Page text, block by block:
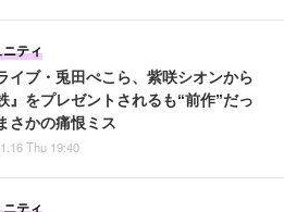
イブ・兎田ぺこら、紫咲シオンから
』をプレゼントされるも“前作”だっ
さかの痛恨ミス
ニティ
Thu 19:40
ニティ